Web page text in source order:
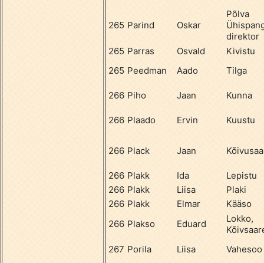
265 Parind Oskar
Põlva
direktor
265 Parras Osvald
Kivistu
265 Peedman Aado Tilga
266 Piho Jaan Kunna
266 Plaado Ervin Kuustu
266 Plack Jaan
266 Plakk Ida
Lepistu
266 Plakk Liisa
Plaki
266 Plakk Elmar
Kääso
266 Plakso Eduard
Lokko,
267 Porila Liisa Vahesoo